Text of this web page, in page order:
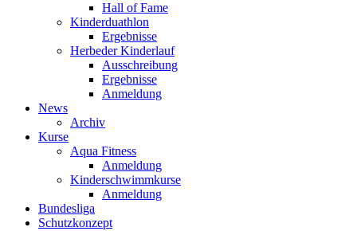
Hall of Fame
Kinderduathlon
Ergebnisse
Herbeder Kinderlauf
Ausschreibung
Ergebnisse
Anmeldung
News
Archiv
Kurse
Aqua Fitness
Anmeldung
Kinderschwimmkurse
Anmeldung
Bundesliga
Schutzkonzept